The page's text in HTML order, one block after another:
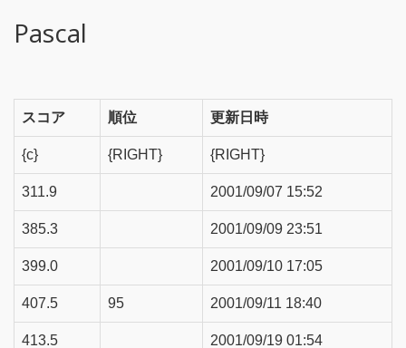
Pascal
スコア 順位 更新日時
{c} {RIGHT} {RIGHT}
311.9 2001/09/07 15:52
385.3 2001/09/09 23:51
399.0 2001/09/10 17:05
407.5 95 2001/09/11 18:40
413.5 2001/09/19 01:54